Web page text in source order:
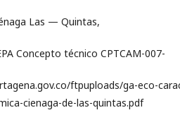
Las — Quintas,
Concepto técnico CPTCAM-007-
ftpuploads/ga-eco-
cienaga-de-las-quintas.pdf